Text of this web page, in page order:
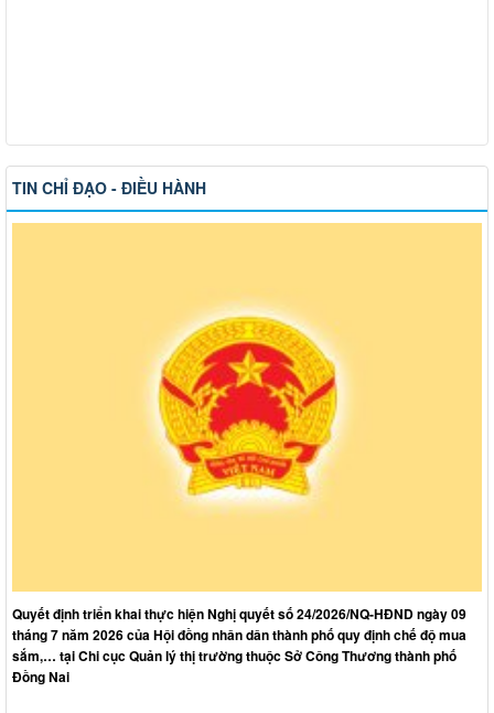
TIN CHỈ ĐẠO - ĐIỀU HÀNH
Quyết định triển khai thực hiện Nghị quyết số 24/2026/NQ-HĐND ngày 09
tháng 7 năm 2026 của Hội đồng nhân dân thành phố quy định chế độ mua
sắm,… tại Chi cục Quản lý thị trường thuộc Sở Công Thương thành phố
Đồng Nai